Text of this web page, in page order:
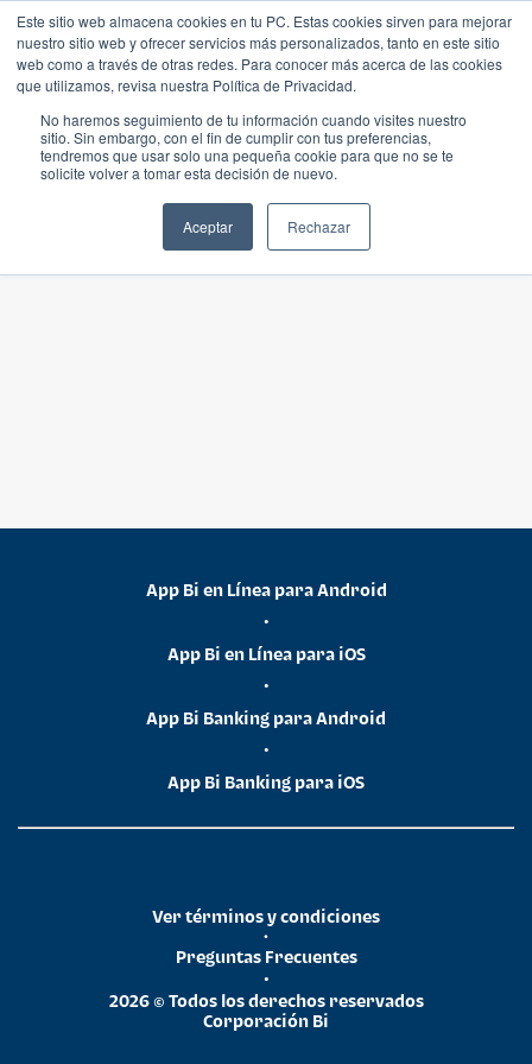
Este sitio web almacena cookies en tu PC. Estas cookies sirven para mejorar
nuestro sitio web y ofrecer servicios más personalizados, tanto en este sitio
web como a través de otras redes. Para conocer más acerca de las cookies
que utilizamos, revisa nuestra Política de Privacidad.
No haremos seguimiento de tu información cuando visites nuestro
sitio. Sin embargo, con el fin de cumplir con tus preferencias,
tendremos que usar solo una pequeña cookie para que no se te
solicite volver a tomar esta decisión de nuevo.
Aceptar Rechazar
App Bi en Línea para Android
•
App Bi en Línea para iOS
•
App Bi Banking para Android
•
App Bi Banking para iOS
2026 © Todos los derechos reservados
Corporación Bi
•
Preguntas Frecuentes
•
Ver términos y condiciones